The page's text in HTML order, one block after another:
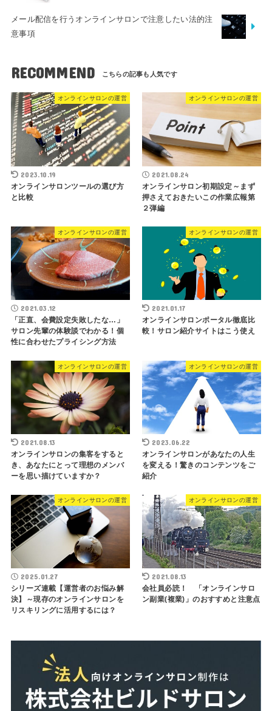
メール配信を行うオンラインサロンで注意したい法的注
意事項
RECOMMEND
オンラインサロンの運営
2023.10.19
オンラインサロンツールの選び方
と比較
オンラインサロンの運営
2021.08.24
オンラインサロン初期設定～まず
押さえておきたいこの作業広報第
２弾編
オンラインサロンの運営
2021.03.12
「正直、会費設定失敗したな…」
サロン先輩の体験談でわかる！個
性に合わせたプライシング方法
オンラインサロンの運営
2021.01.17
オンラインサロンポータル徹底比
較！サロン紹介サイトはこう使え
オンラインサロンの運営
2021.08.13
オンラインサロンの集客をすると
き、あなたにとって理想のメンバ
ーを思い描けていますか？
オンラインサロンの運営
2023.06.22
オンラインサロンがあなたの人生
を変える！驚きのコンテンツをご
紹介
オンラインサロンの運営
2025.01.27
シリーズ連載【運営者のお悩み解
決】～現存のオンラインサロンを
リスキリングに活用するには？
オンラインサロンの運営
2021.08.13
会社員必読！ 「オンラインサロ
ン副業(複業)」のおすすめと注意点